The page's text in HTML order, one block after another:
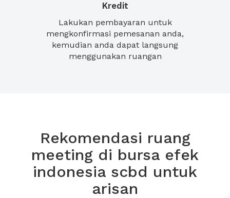
Kredit
Lakukan pembayaran untuk
mengkonfirmasi pemesanan anda,
kemudian anda dapat langsung
menggunakan ruangan
Rekomendasi ruang
meeting di bursa efek
indonesia scbd untuk
arisan